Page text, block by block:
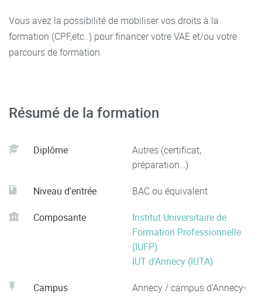
Vous avez la possibilité de mobiliser vos droits à la
formation (CPF,etc..) pour financer votre VAE et/ou votre
parcours de formation.
Résumé de la formation
Diplôme
Autres (certificat,
préparation…)
Niveau d'entrée BAC ou équivalent
Composante
Institut Universitaire de
Formation Professionnelle
(IUFP)
IUT d'Annecy (IUTA)
Campus
Annecy / campus d'Annecy-